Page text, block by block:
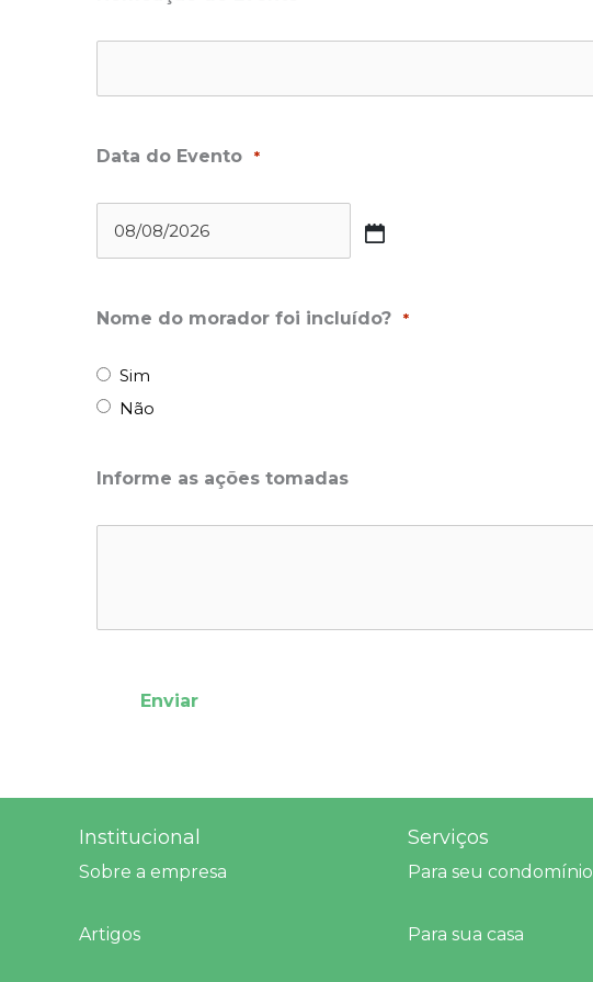
Data do Evento *
Nome do morador foi incluído? *
Sim
Não
Informe as ações tomadas
Institucional
Sobre a empresa
Artigos
Serviços
Para seu condomínio
Para sua casa